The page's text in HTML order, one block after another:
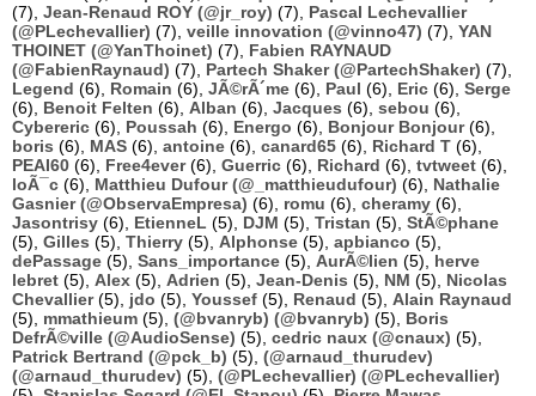
(7), Jean-Renaud ROY (@jr_roy) (7), Pascal Lechevallier
(@PLechevallier) (7), veille innovation (@vinno47) (7), YAN
THOINET (@YanThoinet) (7), Fabien RAYNAUD
(@FabienRaynaud) (7), Partech Shaker (@PartechShaker) (7),
Legend (6), Romain (6), JÃ©rÃ´me (6), Paul (6), Eric (6), Serge
(6), Benoit Felten (6), Alban (6), Jacques (6), sebou (6),
Cybereric (6), Poussah (6), Energo (6), Bonjour Bonjour(6),
boris (6), MAS (6), antoine (6), canard65 (6), Richard T (6),
PEAI60 (6), Free4ever(6), Guerric (6), Richard (6), tvtweet (6),
loÃ¯c (6), Matthieu Dufour (@_matthieudufour) (6), Nathalie
Gasnier (@ObservaEmpresa) (6), romu (6), cheramy (6),
Jasontrisy (6), EtienneL (5), DJM (5), Tristan (5), StÃ©phane
(5), Gilles (5), Thierry (5), Alphonse (5), apbianco (5),
dePassage (5), Sans_importance (5), AurÃ©lien (5), herve
lebret (5), Alex (5), Adrien (5), Jean-Denis (5), NM (5), Nicolas
Chevallier(5), jdo (5), Youssef (5), Renaud (5), Alain Raynaud
(5), mmathieum (5), (@bvanryb) (@bvanryb) (5), Boris
DefrÃ©ville (@AudioSense) (5), cedric naux (@cnaux) (5),
Patrick Bertrand (@pck_b) (5), (@arnaud_thurudev)
(@arnaud_thurudev) (5), (@PLechevallier) (@PLechevallier)